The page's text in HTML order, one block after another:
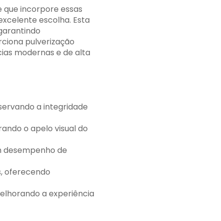
incorpore essas
escolha. Esta
pulverização
modernas e de alta
a integridade
o apelo visual do
de
oferecendo
a experiência